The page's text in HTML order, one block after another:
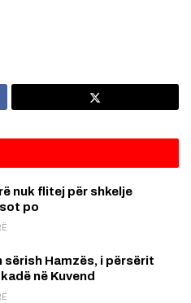
nuk flitej për shkelje
po
sërish Hamzës, i përsërit
në Kuvend